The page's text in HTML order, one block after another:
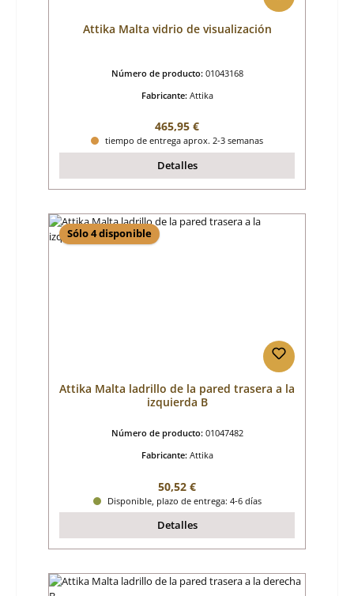
Attika Malta vidrio de visualización
Número de producto: 01043168
Fabricante: Attika
Precio normal:
465,95 €
tiempo de entrega aprox. 2-3 semanas
Detalles
Sólo 4 disponible
Attika Malta ladrillo de la pared trasera a la
izquierda B
Número de producto: 01047482
Fabricante: Attika
Precio normal:
50,52 €
Disponible, plazo de entrega: 4-6 días
Detalles